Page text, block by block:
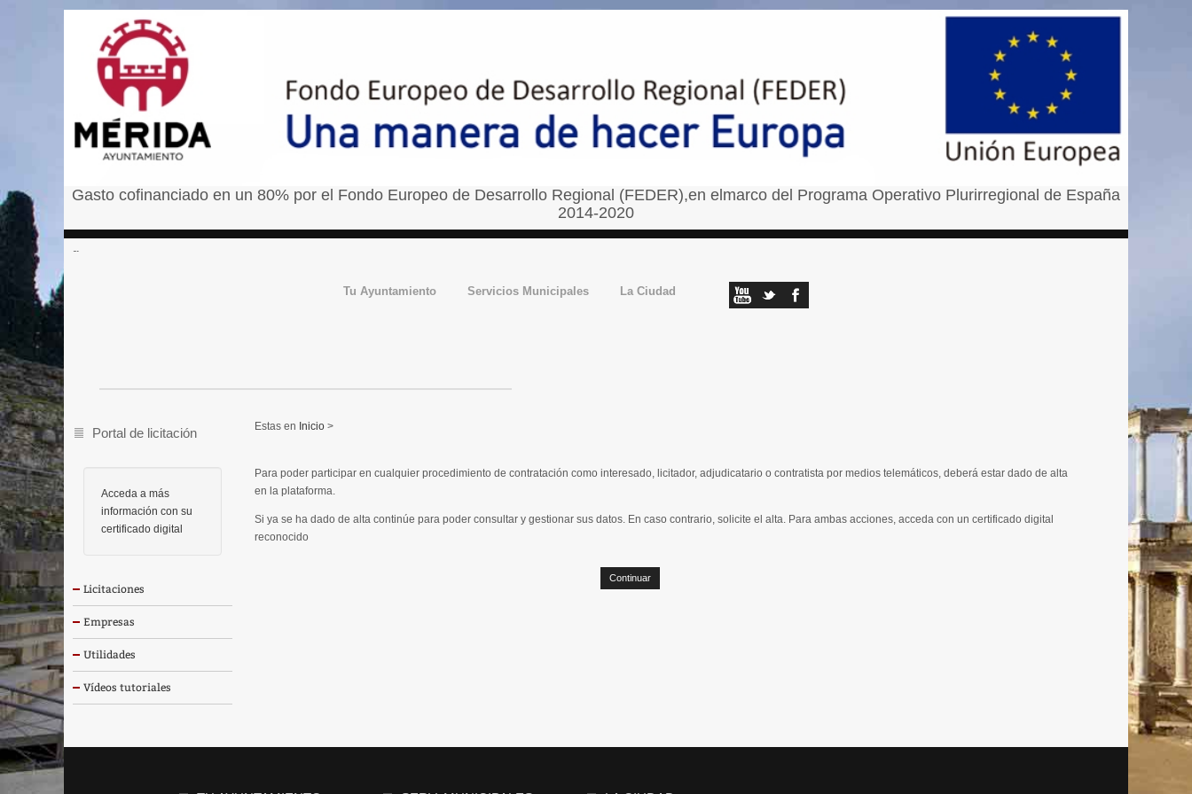
Gasto cofinanciado en un 80% por el Fondo Europeo de Desarrollo Regional (FEDER),en elmarco del Programa Operativo Plurirregional de España
2014-2020
Tu Ayuntamiento Servicios Municipales La Ciudad
Portal de licitación
Acceda a más
información con su
certificado digital
Licitaciones
Empresas
Utilidades
Vídeos tutoriales
Inicio >
Para poder participar en cualquier procedimiento de contratación como interesado, licitador, adjudicatario o contratista por medios telemáticos, deberá estar dado de alta
en la plataforma.
Si ya se ha dado de alta continúe para poder consultar y gestionar sus datos. En caso contrario, solicite el alta. Para ambas acciones, acceda con un certificado digital
reconocido
Continuar